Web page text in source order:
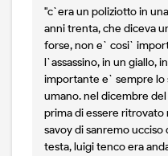
"c`era un poliziotto in
anni trenta, che diceva
forse, non e` cosi`
l`assassino, in un giallo,
importante e` sempre lo
umano. nel dicembre
prima di essere ritrovato
savoy di sanremo ucciso
testa, luigi tenco era